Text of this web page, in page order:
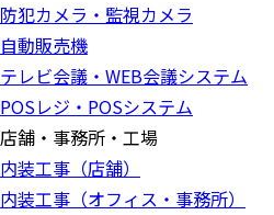
防犯カメラ・監視カメラ
自動販売機
テレビ会議・WEB会議システム
POSレジ・POSシステム
店舗・事務所・工場
内装工事（店舗）
内装工事（オフィス・事務所）